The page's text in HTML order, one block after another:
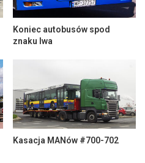
Koniec autobusów spod
znaku lwa
Kasacja MANów #700-702